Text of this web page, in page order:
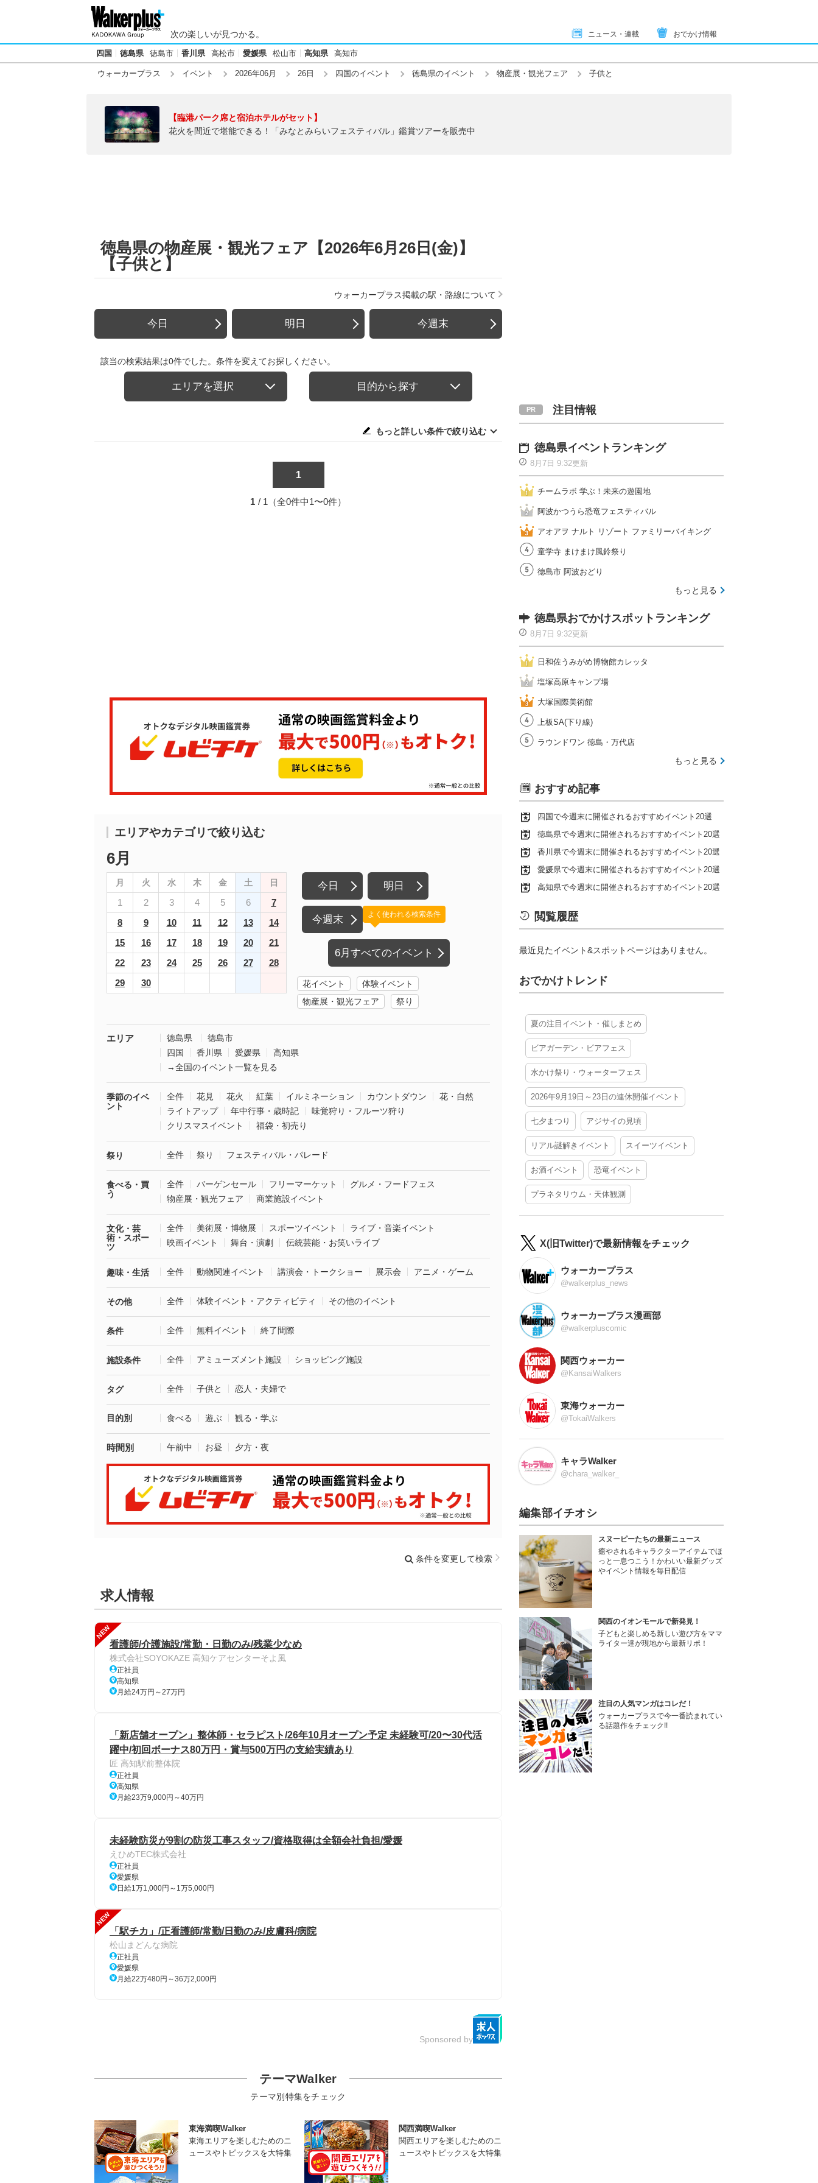
次の楽しいが見つかる。 ニュース・連載 おでかけ情報
四国 徳島県 徳島市 香川県 高松市 愛媛県 松山市 高知県 高知市
ウォーカープラス イベント 2026年06月 26日 四国のイベント 徳島県のイベント 物産展・観光フェア 子供と
【臨港パーク席と宿泊ホテルがセット】
花火を間近で堪能できる！「みなとみらいフェスティバル」鑑賞ツアーを販売中
徳島県の物産展・観光フェア【2026年6月26日(金)】
【子供と】
ウォーカープラス掲載の駅・路線について
今日 明日 今週末
該当の検索結果は0件でした。条件を変えてお探しください。
エリアを選択 目的から探す
もっと詳しい条件で絞り込む
1
1 / 1（全0件中1〜0件）
エリアやカテゴリで絞り込む
6月
月 火 水 木 金 土 日
1 2 3 4 5 6
7
8
9 10 11 12 13
14
15
16 17 18 19 20
21
22
23 24 25 26 27
28
29
30
今日 明日
今週末
6月すべてのイベント
よく使われる検索条件
花イベント
体験イベント
物産展・観光フェア
祭り
エリア 徳島県
徳島市
四国
香川県 愛媛県
高知県
→全国のイベント一覧を見る
季節のイベ
ント
全件 花見 花火 紅葉 イルミネーション カウントダウン
花・自然
ライトアップ
年中行事・歳時記
味覚狩り・フルーツ狩り
クリスマスイベント
福袋・初売り
祭り 全件 祭り フェスティバル・パレード
食べる・買
う
全件 バーゲンセール フリーマーケット
グルメ・フードフェス
物産展・観光フェア
商業施設イベント
文化・芸
術・スポー
ツ
全件 美術展・博物展 スポーツイベント
ライブ・音楽イベント
映画イベント
舞台・演劇 伝統芸能・お笑いライブ
趣味・生活 全件 動物関連イベント 講演会・トークショー 展示会 アニメ・ゲーム
その他 全件 体験イベント・アクティビティ その他のイベント
条件 全件 無料イベント 終了間際
施設条件 全件 アミューズメント施設 ショッピング施設
タグ 全件 子供と 恋人・夫婦で
目的別 食べる 遊ぶ 観る・学ぶ
時間別 午前中 お昼 夕方・夜
条件を変更して検索
求人情報
NEW
看護師/介護施設/常勤・日勤のみ/残業少なめ
株式会社SOYOKAZE 高知ケアセンターそよ風
正社員
高知県
月給24万円～27万円
「新店舗オープン」整体師・セラピスト/26年10月オープン予定 未経験可/20〜30代活
躍中/初回ボーナス80万円・賞与500万円の支給実績あり
匠 高知駅前整体院
正社員
高知県
月給23万9,000円～40万円
未経験防災が9割の防災工事スタッフ/資格取得は全額会社負担/愛媛
えひめTEC株式会社
正社員
愛媛県
日給1万1,000円～1万5,000円
NEW
「駅チカ」/正看護師/常勤/日勤のみ/皮膚科/病院
松山まどんな病院
正社員
愛媛県
月給22万480円～36万2,000円
Sponsored by
テーマWalker
テーマ別特集をチェック
東海満喫Walker
東海エリアを楽しむためのニ
ュースやトピックスを大特集
関西満喫Walker
関西エリアを楽しむためのニ
ュースやトピックスを大特集
注目情報
徳島県イベントランキング
8月7日 9:32更新
チームラボ 学ぶ！未来の遊園地
阿波かつうら恐竜フェスティバル
アオアヲ ナルト リゾート ファミリーバイキング
童学寺 まけまけ風鈴祭り
徳島市 阿波おどり
もっと見る
徳島県おでかけスポットランキング
8月7日 9:32更新
日和佐うみがめ博物館カレッタ
塩塚高原キャンプ場
大塚国際美術館
上板SA(下り線)
ラウンドワン 徳島・万代店
もっと見る
おすすめ記事
四国で今週末に開催されるおすすめイベント20選
徳島県で今週末に開催されるおすすめイベント20選
香川県で今週末に開催されるおすすめイベント20選
愛媛県で今週末に開催されるおすすめイベント20選
高知県で今週末に開催されるおすすめイベント20選
閲覧履歴
最近見たイベント&スポットページはありません。
おでかけトレンド
夏の注目イベント・催しまとめ
ビアガーデン・ビアフェス
水かけ祭り・ウォーターフェス
2026年9月19日～23日の連休開催イベント
七夕まつり アジサイの見頃
リアル謎解きイベント スイーツイベント
お酒イベント 恐竜イベント
プラネタリウム・天体観測
X(旧Twitter)で最新情報をチェック
ウォーカープラス
@walkerplus_news
ウォーカープラス漫画部
@walkerpluscomic
関西ウォーカー
@KansaiWalkers
東海ウォーカー
@TokaiWalkers
キャラWalker
@chara_walker_
編集部イチオシ
スヌーピーたちの最新ニュース
癒やされるキャラクターアイテムでほ
っと一息つこう！かわいい最新グッズ
やイベント情報を毎日配信
関西のイオンモールで新発見！
子どもと楽しめる新しい遊び方をママ
ライター達が現地から最新リポ！
注目の人気マンガはコレだ！
ウォーカープラスで今一番読まれてい
る話題作をチェック!!